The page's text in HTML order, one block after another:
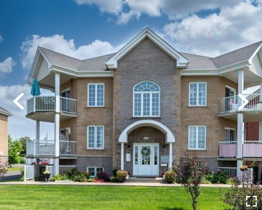
Previous Next